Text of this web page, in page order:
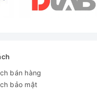
bán hàng
bảo mật